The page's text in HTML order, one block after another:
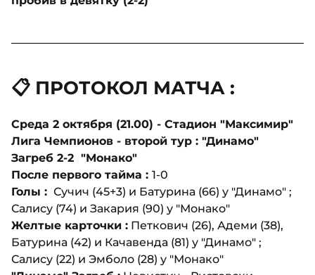
📋 ПРОТОКОЛ МАТЧА :
Среда 2 октября (21.00) - Стадион "Максимир"
Лига Чемпионов - второй тур : "Динамо"
Загреб 2-2 "Монако"
После первого тайма : 1-0
Голы : Сучич (45+3) и Батурина (66) у "Динамо" ;
Салису (74) и Закария (90) у "Монако"
Желтые карточки : Петкович (26), Адеми (38),
Батурина (42) и Качавенда (81) у "Динамо" ;
Салису (22) и Эмболо (28) у "Монако"